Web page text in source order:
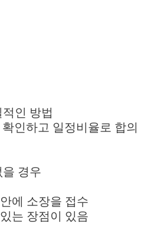
인 방법
인하고 일정비율로 합의
경우
에 소장을 접수
는 장점이 있음